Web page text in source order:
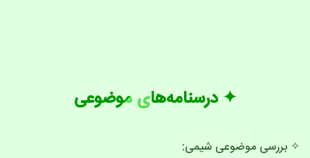
✦ درسنامه‌های موضوعی
✧ بررسی موضوعی شیمی: